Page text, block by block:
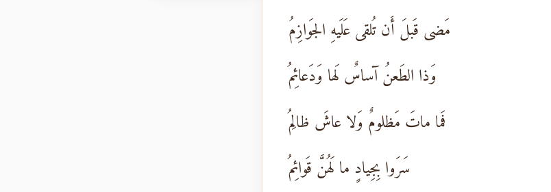
مَضى قَبلَ أَن تُلقى عَلَيهِ الجَوازِمُ
وَذا الطَعنُ آساسٌ لَها وَدَعائِمُ
فَما ماتَ مَظلومٌ وَلا عاشَ ظالِمُ
سَرَوا بِجِيادٍ ما لَهُنَّ قَوائِمُ